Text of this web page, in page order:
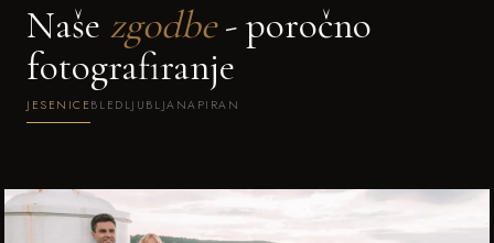
Naše zgodbe- poročno
fotografiranje
JESENICE BLED LJUBLJANA PIRAN